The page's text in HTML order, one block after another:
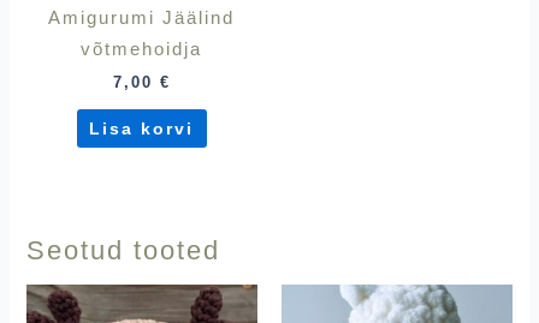
Amigurumi Jäälind
võtmehoidja
7,00 €
Lisa korvi
Seotud tooted